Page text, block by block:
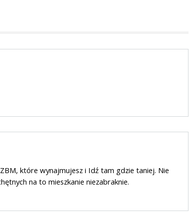
które wynajmujesz i Idź tam gdzie taniej. Nie
na to mieszkanie niezabraknie.